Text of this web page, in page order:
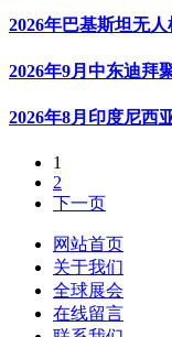
2026年巴基斯坦无
2026年9月中东迪拜
2026年8月印度尼西
1
2
下一页
网站首页
关于我们
全球展会
在线留言